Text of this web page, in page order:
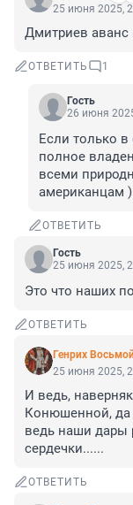
25 июня 2025,
Дмитриев аванс
ОТВЕТИТЬ 1
Гость
26 июня
Если только
полное
всеми
американцам )
ОТВЕТИТЬ
Гость
25 июня 2025,
Это что наших
ОТВЕТИТЬ
Генрих
25 июня 2025,
И ведь,
Конюшенной,
ведь наши дары
сердечки......
ОТВЕТИТЬ